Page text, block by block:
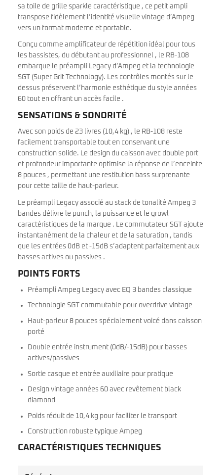
sa toile de grille sparkle caractéristique , ce petit ampli
transpose fidèlement l’identité visuelle vintage d’Ampeg
vers un format moderne et portable.
Conçu comme amplificateur de répétition idéal pour tous
les bassistes, du débutant au professionnel , le RB-108
embarque le préampli Legacy d’Ampeg et la technologie
SGT (Super Grit Technology). Les contrôles montés sur le
dessus préservent l’harmonie esthétique du style années
60 tout en offrant un accès facile .
SENSATIONS & SONORITÉ
Avec son poids de 23 livres (10,4 kg) , le RB-108 reste
facilement transportable tout en conservant une
construction solide. Le design du caisson avec double port
et profondeur importante optimise la réponse de l’enceinte
8 pouces , permettant une restitution bass surprenante
pour cette taille de haut-parleur.
Le préampli Legacy associé au stack de tonalité Ampeg 3
bandes délivre le punch, la puissance et le growl
caractéristiques de la marque . Le commutateur SGT ajoute
instantanément de la chaleur et de la saturation , tandis
que les entrées 0dB et -15dB s’adaptent parfaitement aux
basses actives ou passives .
POINTS FORTS
Préampli Ampeg Legacy avec EQ 3 bandes classique
Technologie SGT commutable pour overdrive vintage
Haut-parleur 8 pouces spécialement voicé dans caisson
porté
Double entrée instrument (0dB/-15dB) pour basses
actives/passives
Sortie casque et entrée auxiliaire pour pratique
Design vintage années 60 avec revêtement black
diamond
Poids réduit de 10,4 kg pour faciliter le transport
Construction robuste typique Ampeg
CARACTÉRISTIQUES TECHNIQUES